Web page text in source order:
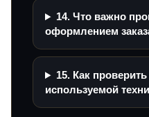
14. Что важно
оформлением
15. Как
используемой